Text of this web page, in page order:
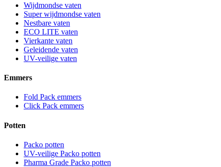
Wijdmondse vaten
Super wijdmondse vaten
Nestbare vaten
ECO LITE vaten
Vierkante vaten
Geleidende vaten
UV-veilige vaten
Emmers
Fold Pack emmers
Click Pack emmers
Potten
Packo potten
UV-veilige Packo potten
Pharma Grade Packo potten